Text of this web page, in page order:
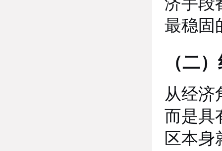
最稳固
（二
从经济
而是具
区本